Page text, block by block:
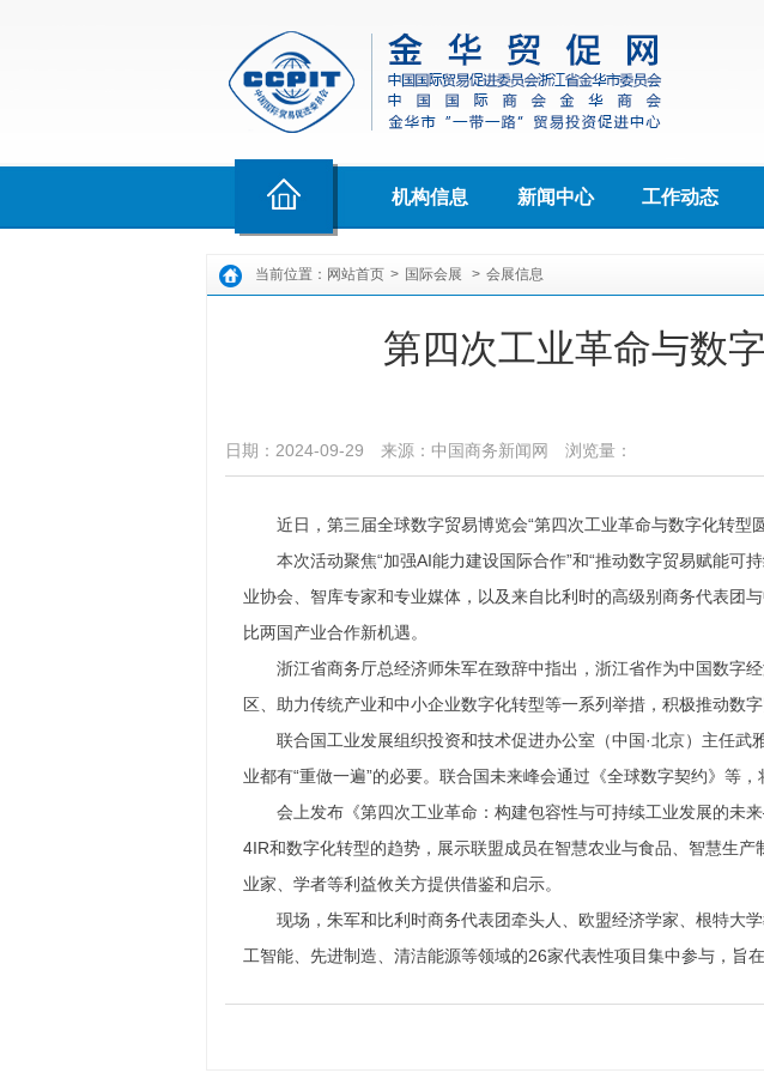
机构信息 新闻中心 工作动态
当前位置： 网站首页 > 国际会展 > 会展信息
第四次工业革命与数
日期：2024-09-29 来源：中国商务新闻网 浏览量：
近日，第三届全球数字贸易博览会“第四次工业革命与数字化转型
本次活动聚焦“加强AI能力建设国际合作”和“推动数字贸易赋能
业协会、智库专家和专业媒体，以及来自比利时的高级别商务代表团
比两国产业合作新机遇。
浙江省商务厅总经济师朱军在致辞中指出，浙江省作为中国数字
区、助力传统产业和中小企业数字化转型等一系列举措，积极推动数
联合国工业发展组织投资和技术促进办公室（中国·北京）主任
业都有“重做一遍”的必要。联合国未来峰会通过《全球数字契约》等
会上发布《第四次工业革命：构建包容性与可持续工业发展的
4IR和数字化转型的趋势，展示联盟成员在智慧农业与食品、智慧生
业家、学者等利益攸关方提供借鉴和启示。
现场，朱军和比利时商务代表团牵头人、欧盟经济学家、根特大
工智能、先进制造、清洁能源等领域的26家代表性项目集中参与，旨